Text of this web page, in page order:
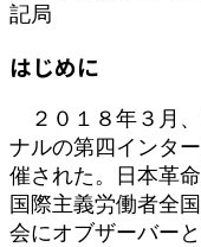
記局
はじめに
２０１８年３月
ナルの第四インタ
催された。日本革
国際主義労働者全
会にオブザーバー